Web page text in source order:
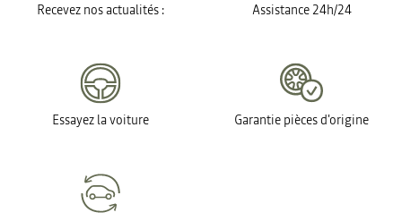
Recevez nos actualités : Assistance 24h/24
Essayez la voiture Garantie pièces d'origine